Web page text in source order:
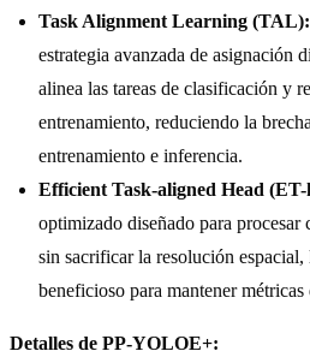
Task Alignment Learning (TAL):
estrategia avanzada de asignación
alinea las tareas de clasificación y
entrenamiento, reduciendo la
entrenamiento e inferencia.
Efficient Task-aligned Head (ET-
optimizado diseñado para procesar
sin sacrificar la resolución espacial,
beneficioso para mantener métricas
Detalles de PP-YOLOE+: